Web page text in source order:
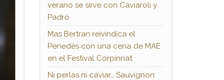
verano se sirve con Caviaroli y
Padró
Mas Bertran reivindica el
Penedès con una cena de MAE
en el Festival Corpinnat
Ni perlas ni caviar… Sauvignon